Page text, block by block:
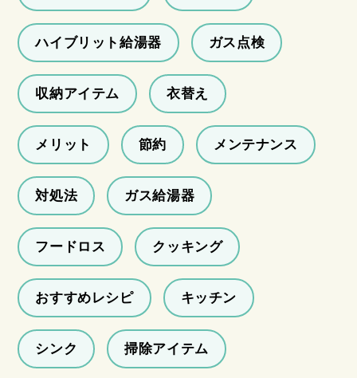
ハイブリット給湯器 ガス点検
収納アイテム 衣替え
メリット 節約 メンテナンス
対処法 ガス給湯器
フードロス クッキング
おすすめレシピ キッチン
シンク 掃除アイテム